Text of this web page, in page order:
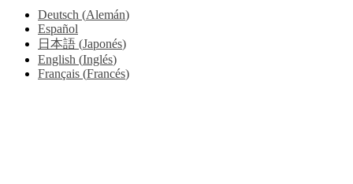
Deutsch (Alemán)
Español
日本語 (Japonés)
English (Inglés)
Français (Francés)